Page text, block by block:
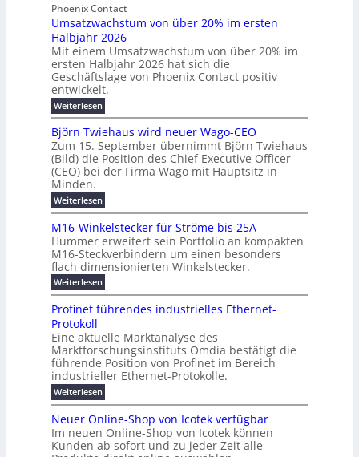
b
r
a
u
c
h
t
m
e
h
r
T
m
p
o
u
n
d
w
e
n
g
e
B
ü
o
k
u
b
f
ü
r
m
o
d
e
r
n
e
E
e
r
g
i
e
l
s
u
n
g
e
n
e
N
H
-
S
i
c
h
e
r
u
n
s
l
a
s
t
s
c
h
a
t
e
i
s
t
n
e
i
l
i
g
u
n
g
b
e
i
m
0
2
6
E
u
r
o
e
n
E
t
e
r
a
h
r
f
a
c
h
d
u
r
c
f
ü
h
r
n
g
e
n
f
ü
r
e
ff
i
z
i
n
t
e
r
e
s
K
a
b
e
l
Phoenix Contact
Umsatzwachstum von über 20% im ersten
Halbjahr 2026
Mit einem Umsatzwachstum von über 20% im
ersten Halbjahr 2026 hat sich die
Geschäftslage von Phoenix Contact positiv
entwickelt.
Weiterlesen:
U
m
s
a
t
z
a
c
h
s
t
u
m
v
o
n
ü
b
r
2
0
%
i
m
e
r
t
e
Björn Twiehaus wird neuer Wago-CEO
Zum 15. September übernimmt Björn Twiehaus
(Bild) die Position des Chief Executive Officer
(CEO) bei der Firma Wago mit Hauptsitz in
Minden.
Weiterlesen:
B
ö
r
n
T
w
i
h
u
s
w
r
d
n
e
u
r
M16-Winkelstecker für Ströme bis 25A
Hummer erweitert sein Portfolio an kompakten
M16-Steckverbindern um einen besonders
flach dimensionierten Winkelstecker.
Weiterlesen:
M
1
6
W
i
n
k
e
l
s
t
e
c
k
Profinet führendes industrielles Ethernet-
Protokoll
Eine aktuelle Marktanalyse des
Marktforschungsinstituts Omdia bestätigt die
führende Position von Profinet im Bereich
industrieller Ethernet-Protokolle.
Weiterlesen:
P
r
o
i
Neuer Online-Shop von Icotek verfügbar
Im neuen Online-Shop von Icotek können
Kunden ab sofort und zu jeder Zeit alle